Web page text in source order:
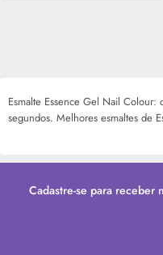
Esmalte Essence Gel Nail
segundos. Melhores esmaltes de
Cadastre-se para receber